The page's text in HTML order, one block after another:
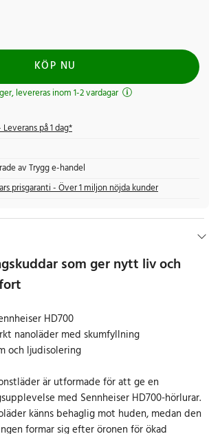
KÖP NU
levereras inom 1-2 vardagar
på 1 dag*
av Trygg e-handel
prisgaranti - Över 1 miljon nöjda kunder
som ger nytt liv och
HD700
nanoläder med skumfyllning
och ljudisolering
är utformade för att ge en
med Sennheiser HD700-hörlurar.
känns behaglig mot huden, medan den
formar sig efter öronen för ökad